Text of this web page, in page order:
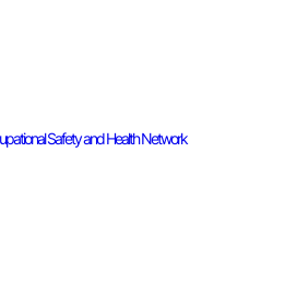
Safety and Health Network